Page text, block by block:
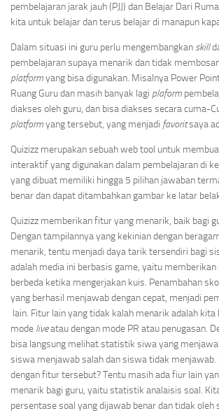
pembelajaran jarak jauh (PJJ) dan Belajar Dari
kita untuk belajar dan terus belajar di manapun
Dalam situasi ini guru perlu mengembangkan skill
pembelajaran supaya menarik dan tidak
platformyang bisa digunakan. Misalnya Power
Ruang Guru dan masih banyak lagi plaform
diakses oleh guru, dan bisa diakses secara cuma-
platformyang tersebut, yang menjadi favoritsaya
Quizizz merupakan sebuah web tool untuk
interaktif yang digunakan dalam pembelajaran di
yang dibuat memiliki hingga 5 pilihan jawaban
benar dan dapat ditambahkan gambar ke latar
Quizizz memberikan fitur yang menarik, baik bagi
Dengan tampilannya yang kekinian dengan
menarik, tentu menjadi daya tarik tersendiri bagi
adalah media ini berbasis game, yaitu memberikan
berbeda ketika mengerjakan kuis. Penambahan
yang berhasil menjawab dengan cepat, menjadi
lain. Fitur lain yang tidak kalah menarik adalah kita
mode liveatau dengan mode PR atau penugasan.
bisa langsung melihat statistik siwa yang
siswa menjawab salah dan siswa tidak menjawab.
dengan fitur tersebut? Tentu masih ada fiur lain
menarik bagi guru, yaitu statistik analaisis soal.
persentase soal yang dijawab benar dan tidak oleh